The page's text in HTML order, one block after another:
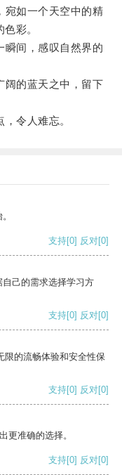
如一个天空中的精
彩。
间，感叹自然界的
的蓝天之中，留下
令人难忘。
支持[0] 反对[0]
己的需求选择学习方
支持[0] 反对[0]
限的流畅体验和安全性保
支持[0] 反对[0]
更准确的选择。
支持[0] 反对[0]